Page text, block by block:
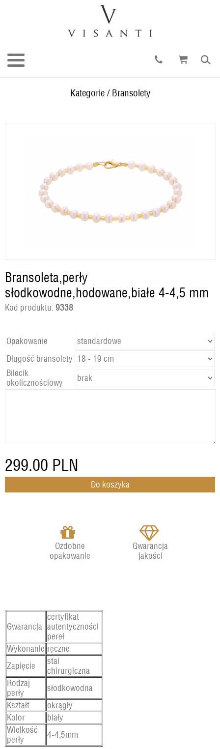
Kategorie/ Bransolety
Bransoleta,perły
słodkowodne,hodowane,białe 4-4,5 mm
Kod produktu: 9338
Opakowanie
Długość bransolety
Bilecik
okolicznościowy
299.00 PLN
Ozdobne
opakowanie
Gwarancja
jakości
Gwarancja
certyfikat
autentyczności
pereł
Wykonanie ręczne
Zapięcie
stal
chirurgiczna
Rodzaj
perły
słodkowodna
Kształt
okrągły
Kolor
biały
Wielkość
perły
4-4,5mm